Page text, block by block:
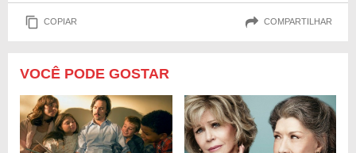
COPIAR COMPARTILHAR
VOCÊ PODE GOSTAR